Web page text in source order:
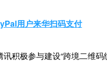
用户来华扫码支付
积极参与建设“跨境二维码